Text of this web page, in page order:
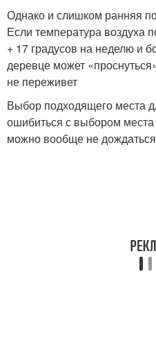
Однако и слишком ранняя
Если температура воздуха
+ 17 градусов на неделю и
деревце может
не переживет
Выбор подходящего места
ошибиться с выбором
можно вообще не